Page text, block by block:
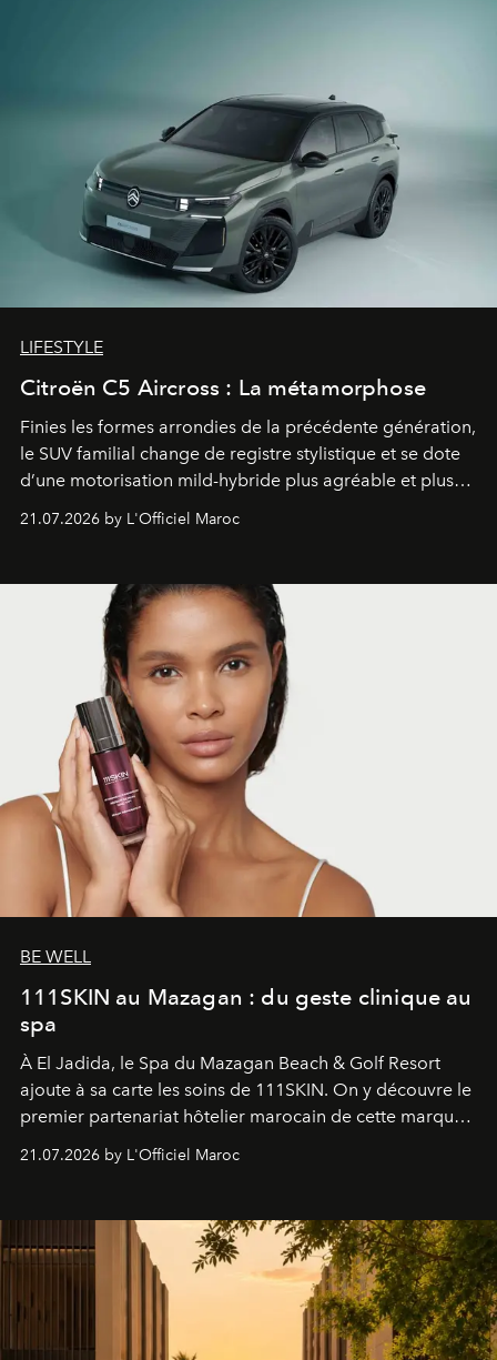
LIFESTYLE
Citroën C5 Aircross : La métamorphose
Finies les formes arrondies de la précédente génération,
le SUV familial change de registre stylistique et se dote
d’une motorisation mild-hybride plus agréable et plus
économe. à n’en pas douter, le nouveau C5 Aircross a
gagné en maturité.
21.07.2026 by L'Officiel Maroc
BE WELL
111SKIN au Mazagan : du geste clinique au
spa
À El Jadida, le Spa du Mazagan Beach & Golf Resort
ajoute à sa carte les soins de 111SKIN. On y découvre le
premier partenariat hôtelier marocain de cette marque
britannique, née dans un cabinet de chirurgie plastique
londonien et construite depuis autour d'un actif breveté,
21.07.2026 by L'Officiel Maroc